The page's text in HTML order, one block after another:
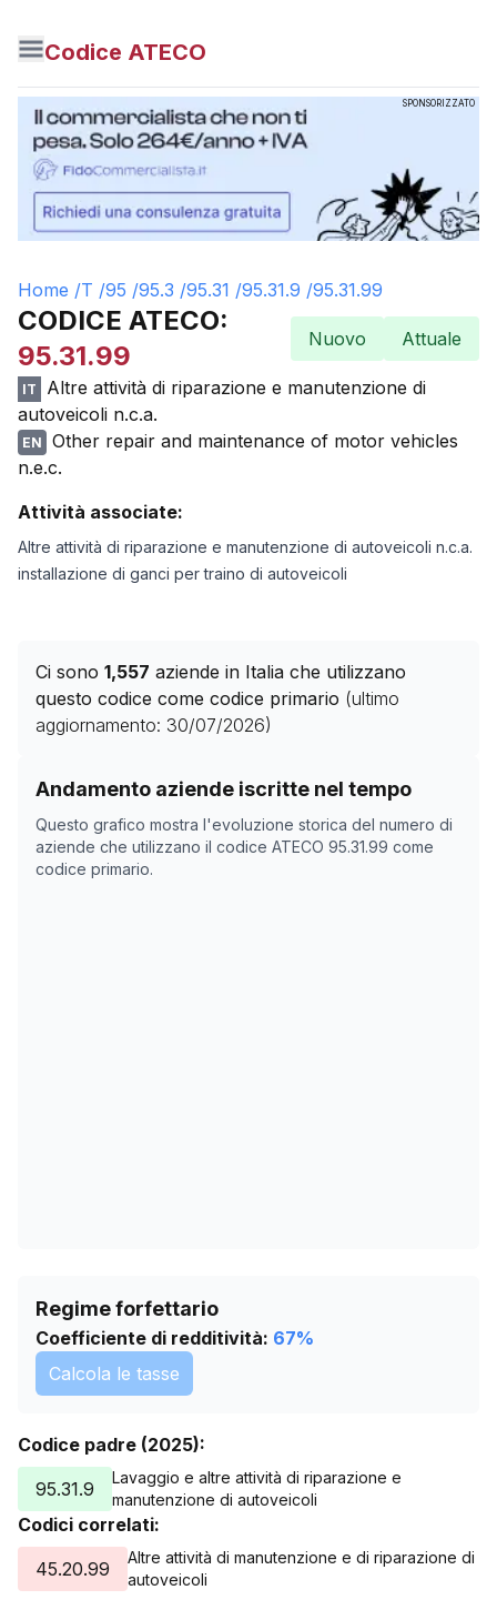
Codice ATECO
SPONSORIZZATO
Home /T /95 /95.3 /95.31 /95.31.9 /95.31.99
CODICE ATECO:
95.31.99
Nuovo Attuale
IT
Altre attività di riparazione e manutenzione di
autoveicoli n.c.a.
EN
Other repair and maintenance of motor vehicles
n.e.c.
Attività associate:
Altre attività di riparazione e manutenzione di autoveicoli n.c.a.
installazione di ganci per traino di autoveicoli
Ci sono 1,557 aziende in Italia che utilizzano
questo codice come codice primario (ultimo
aggiornamento: 30/07/2026)
Andamento aziende iscritte nel tempo
Questo grafico mostra l'evoluzione storica del numero di
aziende che utilizzano il codice ATECO 95.31.99 come
codice primario.
Storico numero di aziende con codice ATECO
Data rilevazione
14/04/2025
0
19/11/2025
Regime forfettario
Coefficiente di redditività: 67%
Calcola le tasse
Codice padre (2025):
95.31.9
Lavaggio e altre attività di riparazione e
manutenzione di autoveicoli
Codici correlati:
45.20.99
Altre attività di manutenzione e di riparazione di
autoveicoli